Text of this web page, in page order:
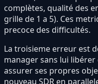
complètes, qualité des
grille de 1 a 5). Ces
precoce des difficultés.
La troisieme erreur est
manager sans lui
assurer ses propres
nouveau SDR en